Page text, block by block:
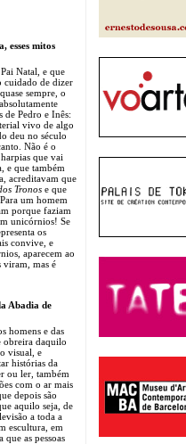
esses mitos
Natal, e que
cuidado de dizer
sempre, o
de Pedro e Inês:
vivo de algo
deu no século
Não é o
que vai
e que também
acreditavam que
Tronos e que
um homem
porque faziam
unicórnios! Se
os
convive, e
aparecem ao
viram, mas é
Abadia de
homens e das
obreira daquilo
visual, e
histórias da
ou ler, também
com o ar mais
depois são
aquilo seja, de
a toda a
escultura, em
as pessoas